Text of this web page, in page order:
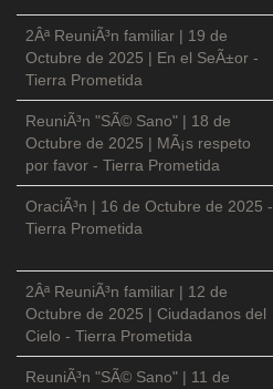
2Âª ReuniÃ³n familiar | 19 de
Octubre de 2025 | En el SeÃ±or -
Tierra Prometida
ReuniÃ³n "SÃ© Sano" | 18 de
Octubre de 2025 | MÃ¡s respeto
por favor - Tierra Prometida
OraciÃ³n | 16 de Octubre de 2025 -
Tierra Prometida
2Âª ReuniÃ³n familiar | 12 de
Octubre de 2025 | Ciudadanos del
Cielo - Tierra Prometida
ReuniÃ³n "SÃ© Sano" | 11 de